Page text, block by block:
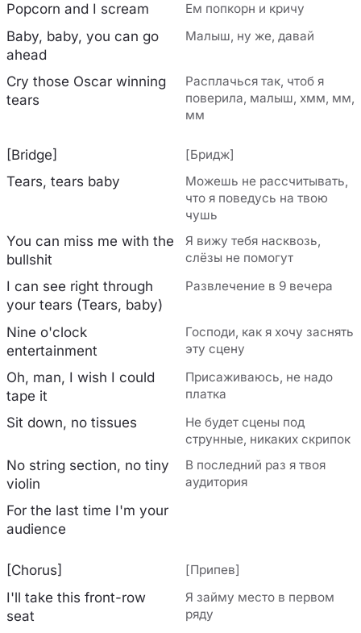
Popcorn and I scream Ем попкорн и кричу
Baby, baby, you can go
ahead
Малыш, ну же, давай
Cry those Oscar winning
tears
Расплачься так, чтоб я
поверила, малыш, хмм, мм,
мм
[Bridge] [Бридж]
Tears, tears baby
Можешь не рассчитывать,
что я поведусь на твою
чушь
You can miss me with the
bullshit
Я вижу тебя насквозь,
слёзы не помогут
I can see right through
your tears (Tears, baby)
Развлечение в 9 вечера
Nine o'clock
entertainment
Господи, как я хочу заснять
эту сцену
Oh, man, I wish I could
tape it
Присаживаюсь, не надо
платка
Sit down, no tissues
Не будет сцены под
струнные, никаких скрипок
No string section, no tiny
violin
В последний раз я твоя
аудитория
For the last time I'm your
audience
[Chorus] [Припев]
I'll take this front-row
seat
Я займу место в первом
ряду